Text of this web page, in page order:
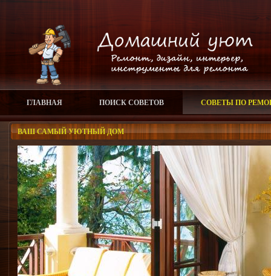
ГЛАВНАЯ ПОИСК СОВЕТОВ СОВЕТЫ ПО
ВАШ САМЫЙ УЮТНЫЙ ДОМ